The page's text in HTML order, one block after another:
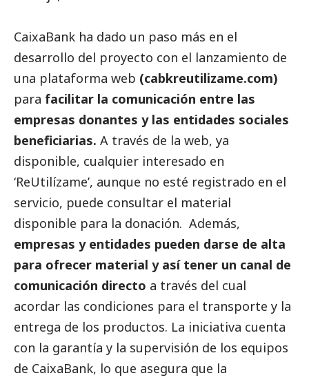
CaixaBank ha dado un paso más en el
desarrollo del proyecto con el lanzamiento de
una plataforma web (cabkreutilizame.com)
para facilitar la comunicación entre las
empresas donantes y las entidades sociales
beneficiarias. A través de la web, ya
disponible, cualquier interesado en
‘ReUtilízame’, aunque no esté registrado en el
servicio, puede consultar el material
disponible para la donación. Además,
empresas y entidades pueden darse de alta
para ofrecer material y así tener un canal de
comunicación directo a través del cual
acordar las condiciones para el transporte y la
entrega de los productos. La iniciativa cuenta
con la garantía y la supervisión de los equipos
de CaixaBank, lo que asegura que la